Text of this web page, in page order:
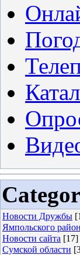
Новости Дружбы
Ямпольского
Новости сайта [17]
Сумской области